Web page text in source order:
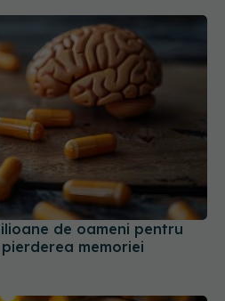
de oameni pentru
memoriei